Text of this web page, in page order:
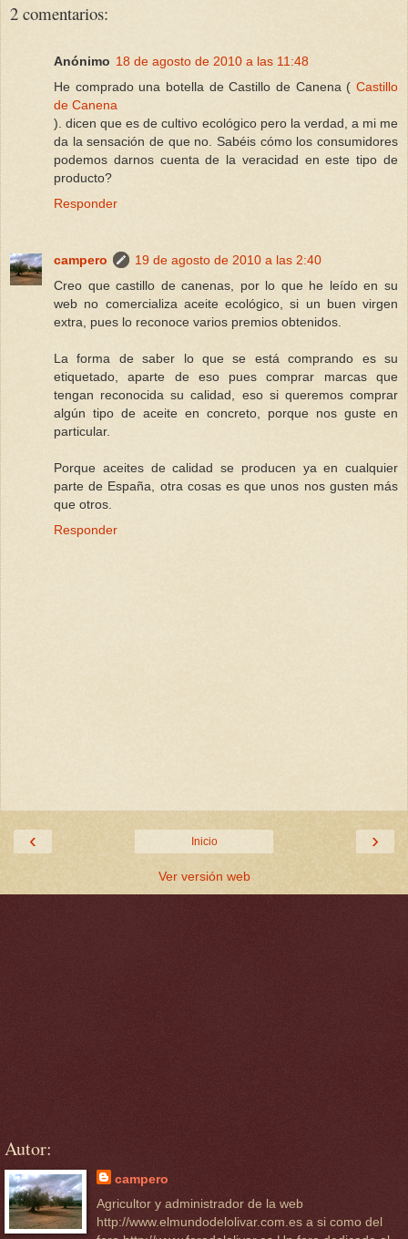
2 comentarios:
Anónimo 18 de agosto de 2010 a las 11:48
He comprado una botella de Castillo de Canena ( Castillo
de Canena
). dicen que es de cultivo ecológico pero la verdad, a mi me
da la sensación de que no. Sabéis cómo los consumidores
podemos darnos cuenta de la veracidad en este tipo de
producto?
Responder
campero
19 de agosto de 2010 a las 2:40
Creo que castillo de canenas, por lo que he leído en su
web no comercializa aceite ecológico, si un buen virgen
extra, pues lo reconoce varios premios obtenidos.
La forma de saber lo que se está comprando es su
etiquetado, aparte de eso pues comprar marcas que
tengan reconocida su calidad, eso si queremos comprar
algún tipo de aceite en concreto, porque nos guste en
particular.
Porque aceites de calidad se producen ya en cualquier
parte de España, otra cosas es que unos nos gusten más
que otros.
Responder
‹ ›
Inicio
Ver versión web
Autor:
campero
Agricultor y administrador de la web
http://www.elmundodelolivar.com.es a si como del